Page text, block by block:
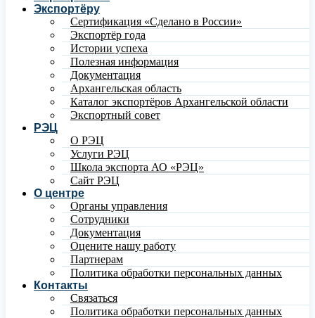
Экспортёру
Сертификация «Сделано в России»
Экспортёр года
Истории успеха
Полезная информация
Документация
Архангельская область
Каталог экспортёров Архангельской области
Экспортный совет
РЭЦ
О РЭЦ
Услуги РЭЦ
Школа экспорта АО «РЭЦ»
Сайт РЭЦ
О центре
Органы управления
Сотрудники
Документация
Оцените нашу работу
Партнерам
Политика обработки персональных данных
Контакты
Связаться
Политика обработки персональных данных